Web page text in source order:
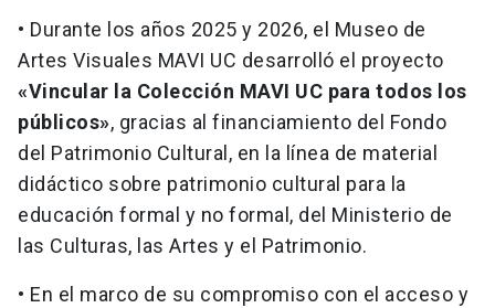
• Durante los años 2025 y 2026, el Museo de
Artes Visuales MAVI UC desarrolló el proyecto
«Vincular la Colección MAVI UC para todos los
públicos», gracias al financiamiento del Fondo
del Patrimonio Cultural, en la línea de material
didáctico sobre patrimonio cultural para la
educación formal y no formal, del Ministerio de
las Culturas, las Artes y el Patrimonio.
• En el marco de su compromiso con el acceso y